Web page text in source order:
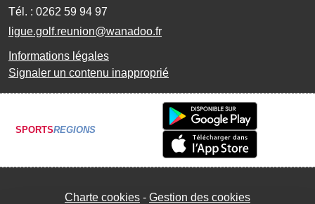
Tél. : 0262 59 94 97
ligue.golf.reunion@wanadoo.fr
Informations légales
Signaler un contenu inapproprié
SPORTSREGIONS
Charte cookies Gestion des cookies